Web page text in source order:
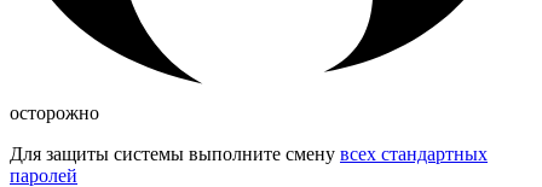
осторожно
Для защиты системы выполните смену всех стандартных
паролей